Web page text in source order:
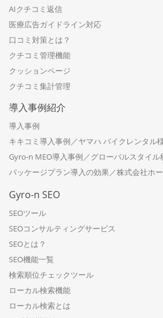
AIクチコミ返信
医療広告ガイドライン対応
口コミ対策とは？
クチコミ管理機能
クッションページ
クチコミ集計管理
導入事例紹介
導入事例
キキコミ導入事例／ヤマハ バイクレンタル
Gyro-n MEO導入事例／グローバルスタイル
パッケージプラン導入の効果／株式会社ホ
Gyro-n SEO
SEOツール
SEOコンサルティングサービス
SEOとは？
SEO機能一覧
検索順位チェックツール
ローカル検索機能
ローカル検索とは